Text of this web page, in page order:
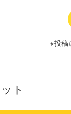
※投稿
ト